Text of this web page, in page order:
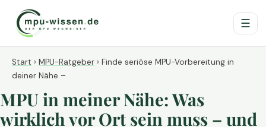
☰
Start › MPU-Ratgeber › Finde seriöse MPU-Vorbereitung in
deiner Nähe –
MPU in meiner Nähe: Was
wirklich vor Ort sein muss – und